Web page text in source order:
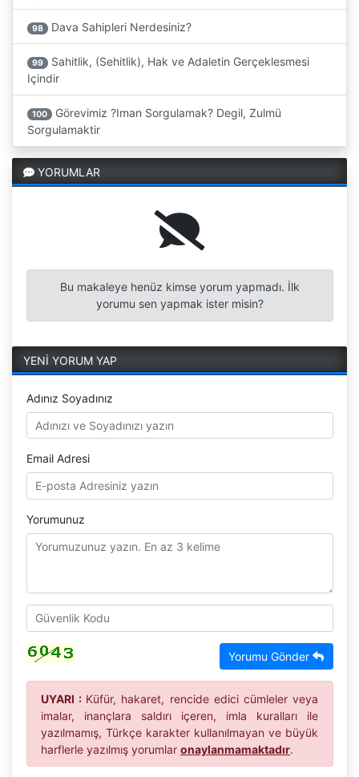
98 Dava Sahipleri Nerdesiniz?
99
Sahitlik, (Sehitlik), Hak ve Adaletin Gerçeklesmesi
Içindir
100
Görevimiz ?Iman Sorgulamak? Degil, Zulmü
Sorgulamaktir
YORUMLAR
Bu makaleye henüz kimse yorum yapmadı. İlk
yorumu sen yapmak ister misin?
YENİ YORUM YAP
Adınız Soyadınız
Email Adresi
Yorumunuz
Yorumu Gönder
UYARI : Küfür, hakaret, rencide edici cümleler veya
imalar, inançlara saldırı içeren, imla kuralları ile
yazılmamış, Türkçe karakter kullanılmayan ve büyük
harflerle yazılmış yorumlar onaylanmamaktadır.